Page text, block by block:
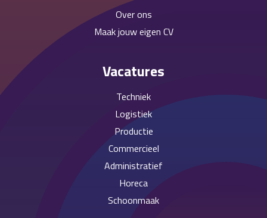
Over ons
Maak jouw eigen CV
Vacatures
Techniek
Logistiek
Productie
Commercieel
Administratief
Horeca
Schoonmaak